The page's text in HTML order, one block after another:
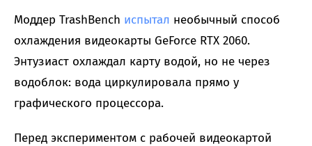
Моддер TrashBench испытал необычный способ
охлаждения видеокарты GeForce RTX 2060.
Энтузиаст охлаждал карту водой, но не через
водоблок: вода циркулировала прямо у
графического процессора.
Перед экспериментом с рабочей видеокартой